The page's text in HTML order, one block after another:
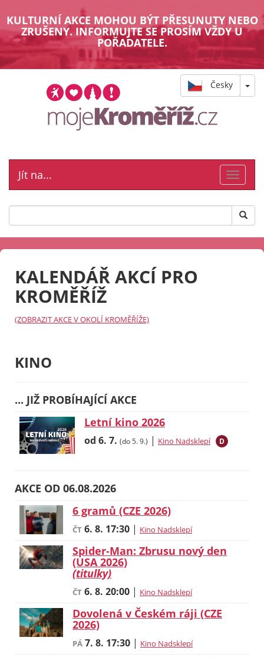
KULTURNÍ AKCE MOHOU BÝT PŘESUNUTY NEBO
ZRUŠENY. INFORMUJTE SE PROSÍM VŽDY U
POŘADATELE.
Česky
Jít na...
KALENDÁŘ AKCÍ PRO
KROMĚŘÍŽ
(ZOBRAZIT AKCE V OKOLÍ KROMĚŘÍŽE)
KINO
... JIŽ PROBÍHAJÍCÍ AKCE
Letní kino 2026
od 6. 7. (do 5. 9.) | Kino Nadsklepí D
AKCE OD 06.08.2026
6 gramů (CZE 2026)
ČT 6. 8. 17:30 | Kino Nadsklepí
Spider-Man: Zbrusu nový den
(USA 2026)
(titulky)
ČT 6. 8. 20:00 | Kino Nadsklepí
Dovolená v Českém ráji (CZE
2026)
PÁ 7. 8. 17:30 | Kino Nadsklepí